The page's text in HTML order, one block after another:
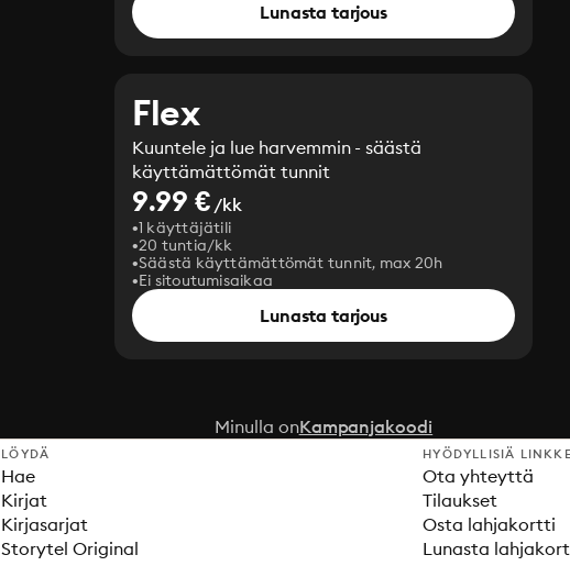
Lunasta tarjous
Flex
Kuuntele ja lue harvemmin - säästä
käyttämättömät tunnit
9.99 €/kk
1 käyttäjätili
20 tuntia/kk
Säästä käyttämättömät tunnit, max 20h
Ei sitoutumisaikaa
Lunasta tarjous
Minulla onKampanjakoodi
LÖYDÄ
Hae
Kirjat
Kirjasarjat
Storytel Original
HYÖDYLLISIÄ
Ota yhteyttä
Tilaukset
Osta lahjakortti
Lunasta